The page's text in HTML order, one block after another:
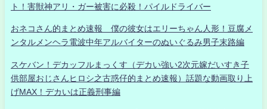
ト！害獣神アリ・ガー被害に必殺！パイルドライバー
おネコさん的まとめ速報 僕の彼女はエリーちゃん人形！豆腐メ
ンタルメンヘラ電波中年アルバイターのぬいぐるみ男子末路編
スケバン！デカッフルまっくす（デカい強い2次元嫁だいすき子
供部屋おじさんヒロシ之古惑仔的まとめ速報）話題な動画取り上
げMAX！デカいは正義刑事編